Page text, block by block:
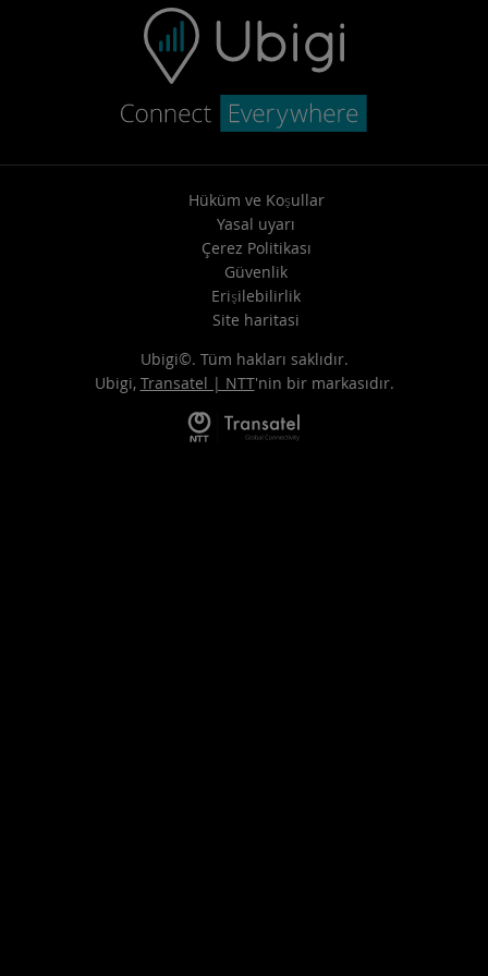
Hüküm ve Koşullar
Yasal uyarı
Çerez Politikası
Güvenlik
Erişilebilirlik
Site haritasi
Ubigi©. Tüm hakları saklıdır.
Ubigi, Transatel | NTT'nin bir markasıdır.